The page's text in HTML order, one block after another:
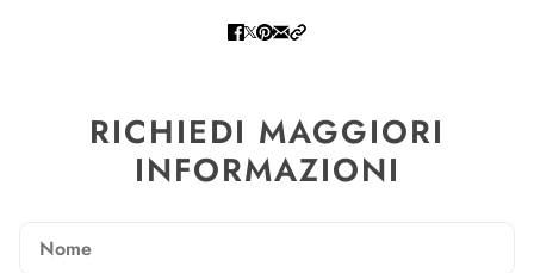
RICHIEDI MAGGIORI
INFORMAZIONI
Nome
Email